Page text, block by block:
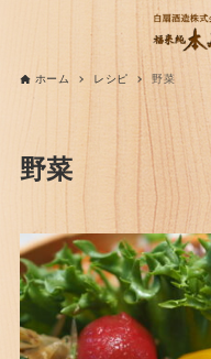
ホーム レシピ 野菜
野菜